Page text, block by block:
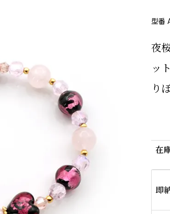
型番
夜
ッ
り
在
即